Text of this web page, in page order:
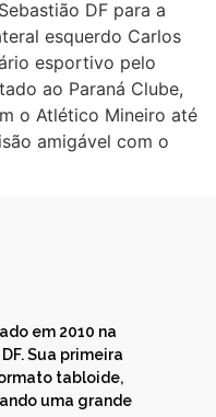
DF para a
esquerdo Carlos
esportivo pelo
ao Paraná Clube,
o Atlético Mineiro até
amigável com o
em 2010 na
Sua primeira
tabloide,
uma grande